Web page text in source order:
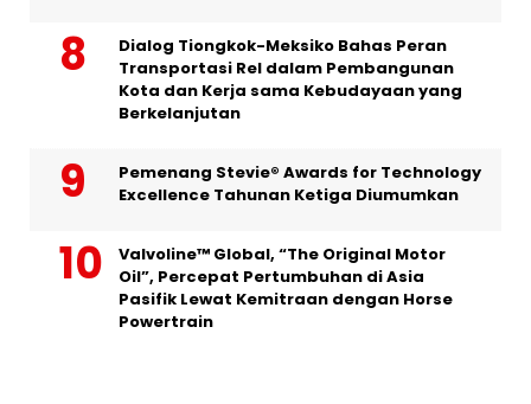
Dialog Tiongkok-Meksiko Bahas Peran
Transportasi Rel dalam Pembangunan
Kota dan Kerja sama Kebudayaan yang
Berkelanjutan
Pemenang Stevie® Awards for Technology
Excellence Tahunan Ketiga Diumumkan
Valvoline™ Global, “The Original Motor
Oil”, Percepat Pertumbuhan di Asia
Pasifik Lewat Kemitraan dengan Horse
Powertrain